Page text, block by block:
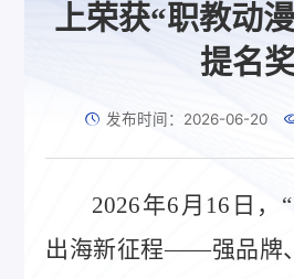
上荣获“职教动
提名
发布时间：2026-06-20
2026年6月16日，
出海新征程——强品牌